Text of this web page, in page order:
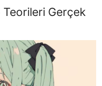
Gerçek